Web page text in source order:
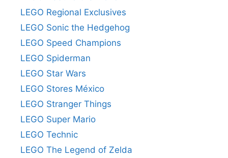
LEGO Regional Exclusives
LEGO Sonic the Hedgehog
LEGO Speed Champions
LEGO Spiderman
LEGO Star Wars
LEGO Stores México
LEGO Stranger Things
LEGO Super Mario
LEGO Technic
LEGO The Legend of Zelda